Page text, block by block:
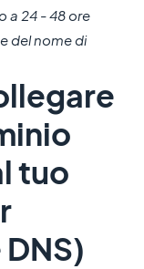
a 24 - 48 ore
del nome di
tuo